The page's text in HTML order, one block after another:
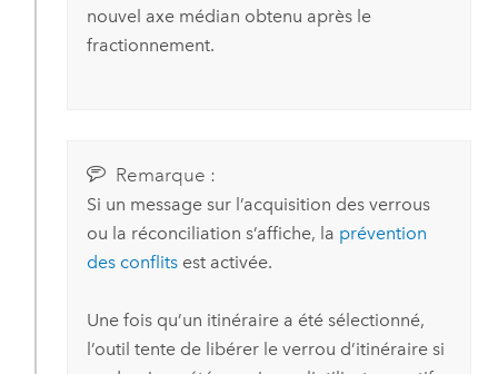
nouvel axe médian obtenu après le
fractionnement.
Remarque :
Si un message sur l’acquisition des verrous
ou la réconciliation s’affiche, la prévention
des conflitsest activée.
Une fois qu’un itinéraire a été sélectionné,
l’outil tente de libérer le verrou d’itinéraire si